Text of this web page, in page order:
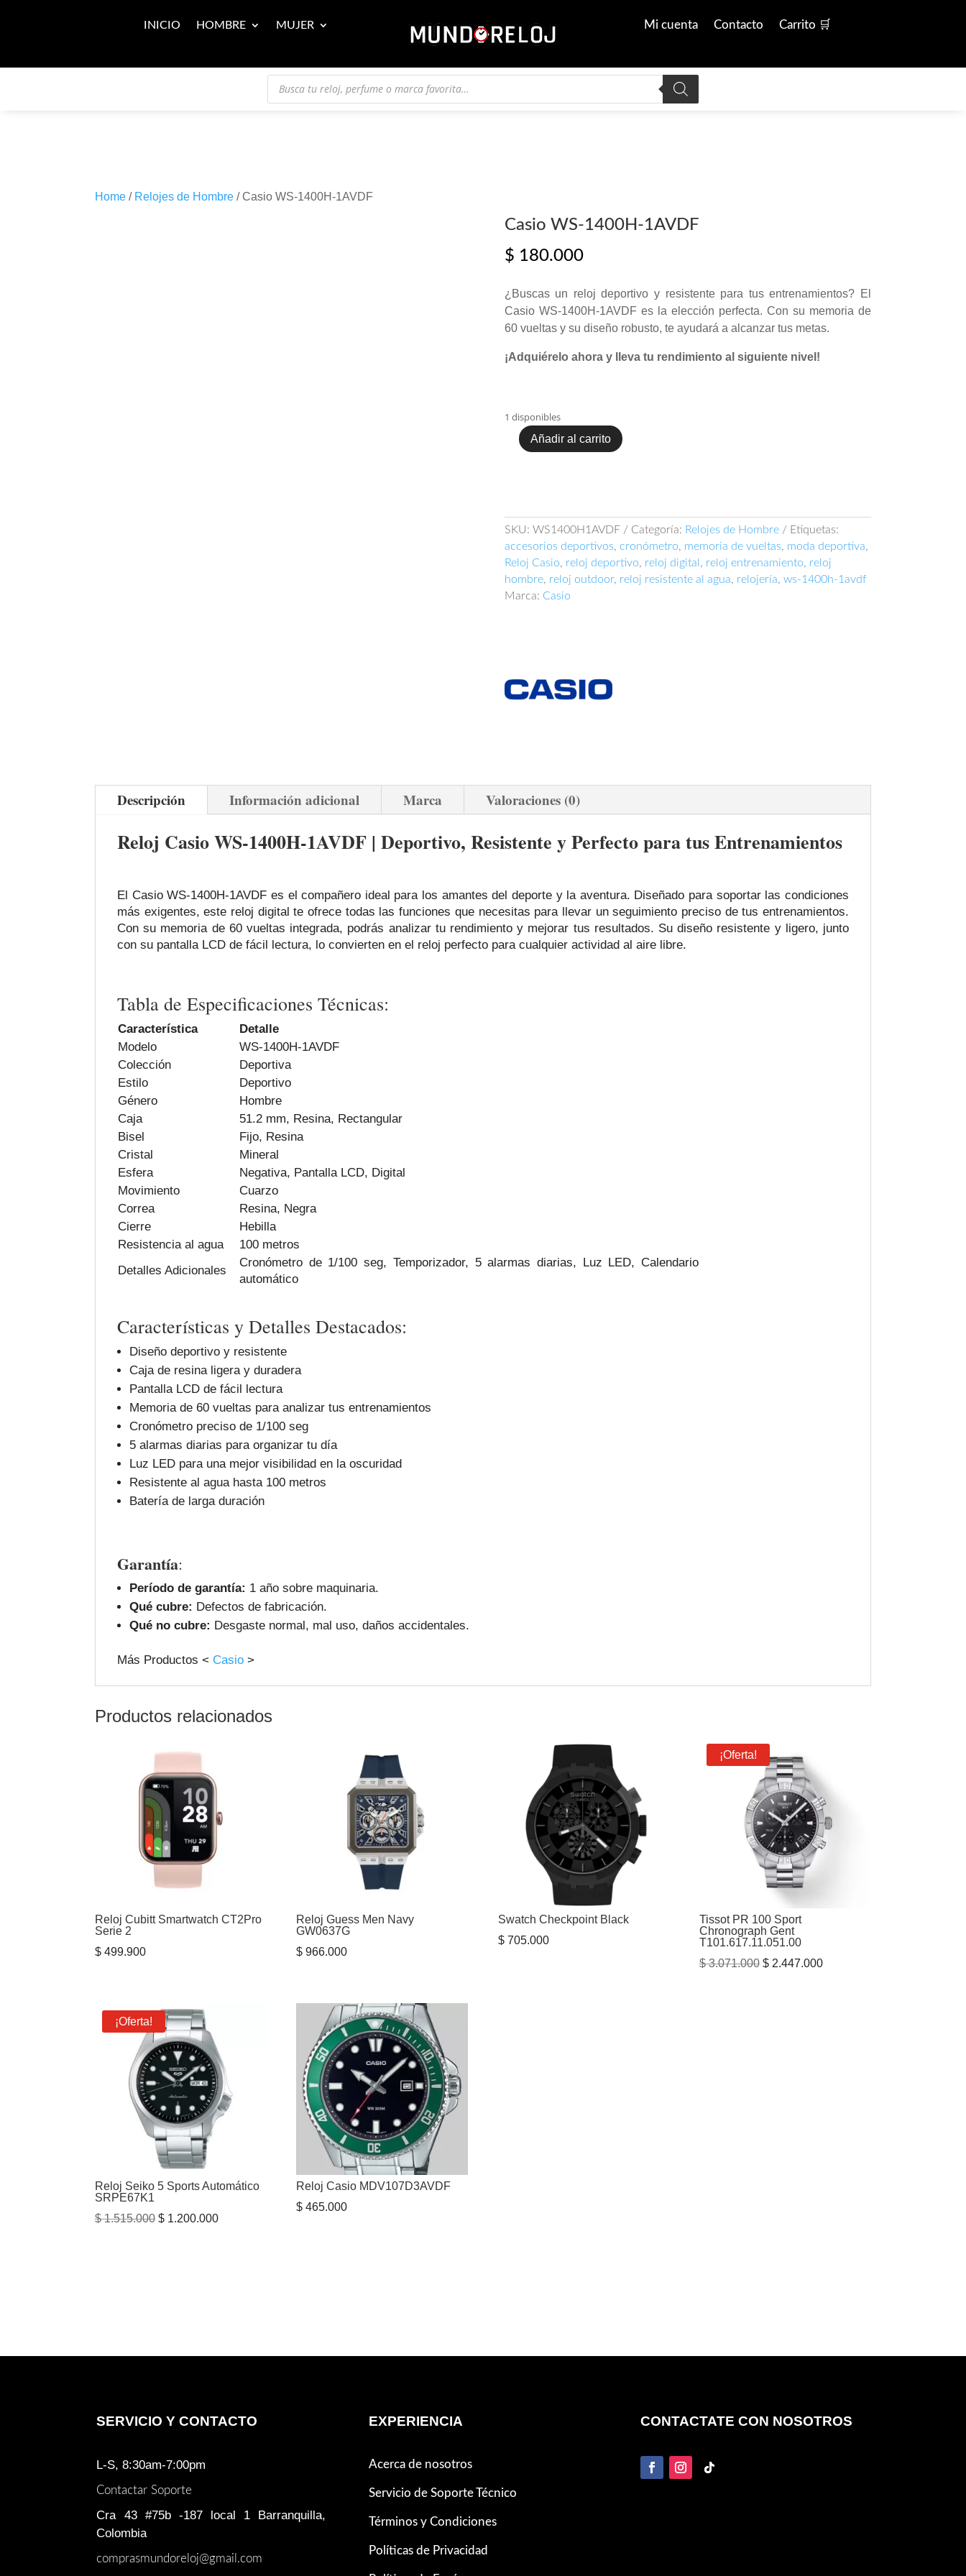
INICIO HOMBRE MUJER Mi cuenta Contacto Carrito 🛒
Búsqueda
productos
Home / Relojes de Hombre / Casio WS-1400H-1AVDF
Casio WS-1400H-1AVDF
$ 180.000
¿Buscas un reloj deportivo y resistente para tus entrenamientos? El
Casio WS-1400H-1AVDF es la elección perfecta. Con su memoria de
60 vueltas y su diseño robusto, te ayudará a alcanzar tus metas.
¡Adquiérelo ahora y lleva tu rendimiento al siguiente nivel!
1 disponibles
Casio
Añadir al carrito
SKU: WS1400H1AVDF Categoría: Relojes de Hombre
Etiquetas:
accesorios deportivos, cronómetro, memoria de vueltas, moda deportiva,
Reloj Casio, reloj deportivo, reloj digital , reloj entrenamiento, reloj
hombre, reloj outdoor, reloj resistente al agua, relojería, ws-1400h-1avdf
Marca: Casio
Descripción Información adicional Marca Valoraciones (0)
Reloj Casio WS-1400H-1AVDF | Deportivo, Resistente y Perfecto para tus Entrenamientos
El Casio WS-1400H-1AVDF es el compañero ideal para los amantes del deporte y la aventura. Diseñado para soportar las condiciones
más exigentes, este reloj digital te ofrece todas las funciones que necesitas para llevar un seguimiento preciso de tus entrenamientos.
Con su memoria de 60 vueltas integrada, podrás analizar tu rendimiento y mejorar tus resultados. Su diseño resistente y ligero, junto
con su pantalla LCD de fácil lectura, lo convierten en el reloj perfecto para cualquier actividad al aire libre.
Tabla de Especificaciones Técnicas:
Característica
Detalle
Modelo
WS-1400H-1AVDF
Colección
Deportiva
Estilo
Deportivo
Género
Hombre
Caja
51.2 mm, Resina, Rectangular
Bisel
Fijo, Resina
Cristal
Mineral
Esfera
Negativa, Pantalla LCD, Digital
Movimiento
Cuarzo
Correa
Resina, Negra
Cierre
Hebilla
Resistencia al agua
100 metros
Detalles Adicionales
Cronómetro de 1/100 seg, Temporizador, 5 alarmas diarias, Luz LED, Calendario
automático
Características y Detalles Destacados:
Diseño deportivo y resistente
Caja de resina ligera y duradera
Pantalla LCD de fácil lectura
Memoria de 60 vueltas para analizar tus entrenamientos
Cronómetro preciso de 1/100 seg
5 alarmas diarias para organizar tu día
Luz LED para una mejor visibilidad en la oscuridad
Resistente al agua hasta 100 metros
Batería de larga duración
Garantía:
Período de garantía: 1 año sobre maquinaria.
Qué cubre: Defectos de fabricación.
Qué no cubre: Desgaste normal, mal uso, daños accidentales.
Más Productos < Casio >
Productos relacionados
Reloj Cubitt Smartwatch CT2Pro
Serie 2
$ 499.900
Reloj Guess Men Navy
GW0637G
$ 966.000
Swatch Checkpoint Black
$705.000
¡Oferta!
Tissot PR 100 Sport
Chronograph Gent
T101.617.11.051.00
$3.071.000 El
$2.447.000El
¡Oferta!
Reloj Seiko 5 Sports Automático
SRPE67K1
$1.515.000 El
$ 1.200.000El
Reloj Casio MDV107D3AVDF
$ 465.000
SERVICIO Y CONTACTO
L-S, 8:30am-7:00pm
Contactar Soporte
Cra 43 #75b -187 local 1 Barranquilla,
Colombia
comprasmundoreloj@gmail.com
EXPERIENCIA
Acerca de nosotros
Servicio de Soporte Técnico
Términos y Condiciones
Políticas de Privacidad
CONTACTATE CON NOSOTROS